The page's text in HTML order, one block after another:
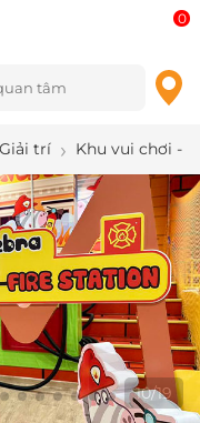
0
trí Khu vui chơi -
10/19